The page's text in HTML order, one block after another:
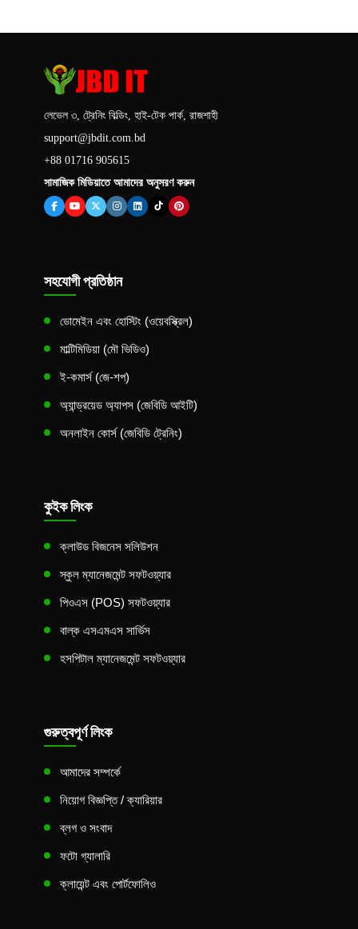
লেভেল ৩, ট্রেনিং বিল্ডিং, হাই-টেক পার্ক, রাজশাহী
support@jbdit.com.bd
+88 01716 905615
সামাজিক মিডিয়াতে আমাদের অনুসরণ করুন
সহযোগী প্রতিষ্ঠান
ডোমেইন এবং হোস্টিং (ওয়েবস্ক্রিল)
মাল্টিমিডিয়া (মৌ ভিডিও)
ই-কমার্স (জে-শপ)
অ্যান্ড্রয়েড অ্যাপস (জেবিডি আইটি)
অনলাইন কোর্স (জেবিডি ট্রেনিং)
কুইক লিংক
ক্লাউড বিজনেস সলিউশন
স্কুল ম্যানেজমেন্ট সফটওয়্যার
পিওএস (POS) সফটওয়্যার
বাল্ক এসএমএস সার্ভিস
হসপিটাল ম্যানেজমেন্ট সফটওয়্যার
গুরুত্বপূর্ণ লিংক
আমাদের সম্পর্কে
নিয়োগ বিজ্ঞপ্তি / ক্যারিয়ার
ব্লগ ও সংবাদ
ফটো গ্যালারি
ক্লায়েন্ট এবং পোর্টফোলিও